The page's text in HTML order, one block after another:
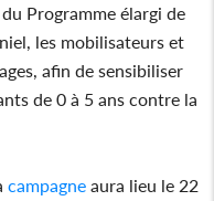
Programme élargi de
les mobilisateurs et
afin de sensibiliser
de 0 à 5 ans contre la
campagne aura lieu le 22